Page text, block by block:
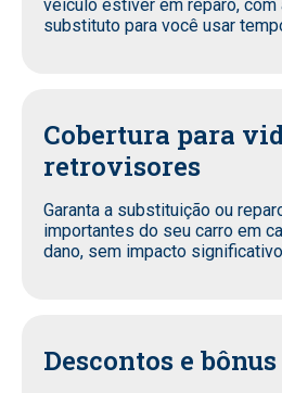
veículo estiver em reparo, com
substituto para você usar
Cobertura para
retrovisores
Garanta a substituição ou
importantes do seu carro em
dano, sem impacto
Descontos e bônus